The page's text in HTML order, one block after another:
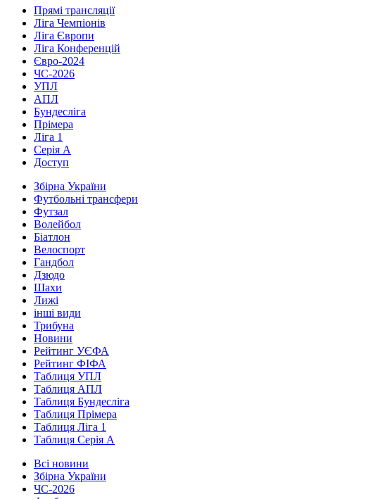
Прямі трансляції
Ліга Чемпіонів
Ліга Європи
Ліга Конференцій
Євро-2024
ЧС-2026
УПЛ
АПЛ
Бундесліга
Прімера
Ліга 1
Серія А
Доступ
Збірна України
Футбольні трансфери
Футзал
Волейбол
Біатлон
Велоспорт
Гандбол
Дзюдо
Шахи
Лижі
інші види
Трибуна
Новини
Рейтинг УЄФА
Рейтинг ФІФА
Таблиця УПЛ
Таблиця АПЛ
Таблиця Бундесліга
Таблиця Прімера
Таблиця Ліга 1
Таблиця Серія А
Всі новини
Збірна України
ЧС-2026